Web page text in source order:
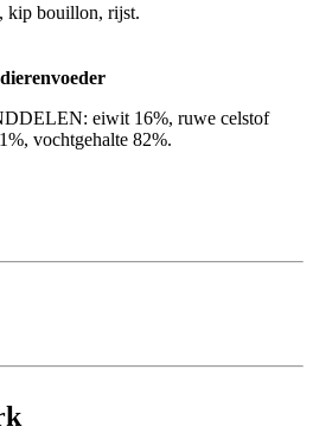
kip bouillon, rijst.
eiwit 16%, ruwe celstof
vochtgehalte 82%.